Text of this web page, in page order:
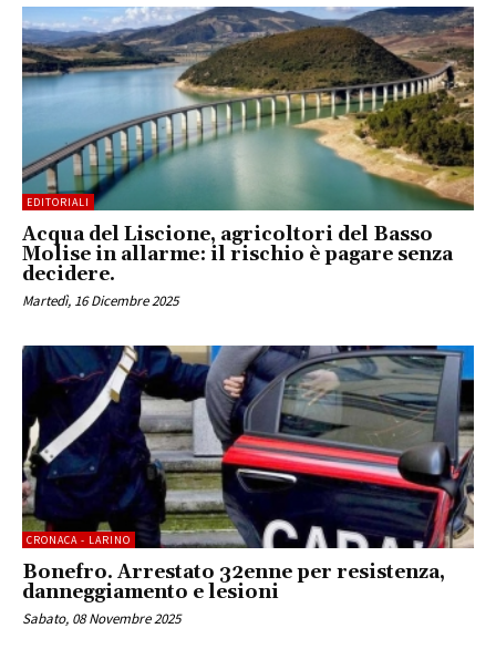
EDITORIALI
Acqua del Liscione, agricoltori del Basso
Molise in allarme: il rischio è pagare senza
decidere.
Martedì, 16 Dicembre 2025
CRONACA - LARINO
Bonefro. Arrestato 32enne per resistenza,
danneggiamento e lesioni
Sabato, 08 Novembre 2025